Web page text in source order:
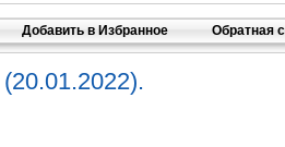
Добавить в Избранное Обратная
(20.01.2022).